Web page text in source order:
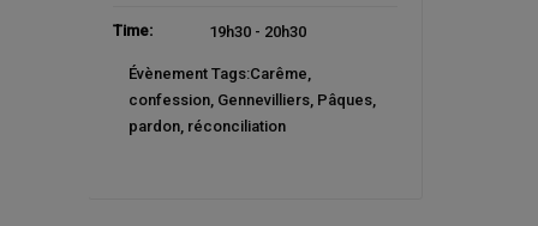
Time: 19h30 - 20h30
Évènement Tags:Carême
confession, Gennevilliers, Pâques,
pardon, réconciliation